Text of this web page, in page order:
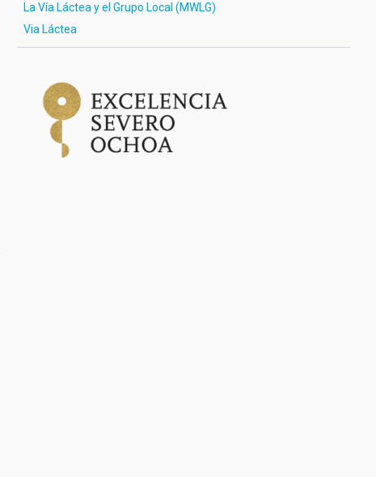
La Vía Láctea y el Grupo Local (MWLG)
Via Láctea